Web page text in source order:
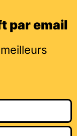
par email